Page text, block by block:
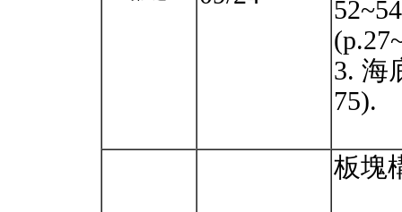
3. 海
75).
板塊